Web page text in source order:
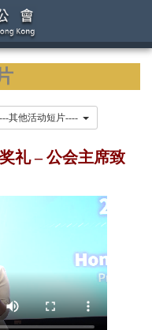
礼 – 公会主席致